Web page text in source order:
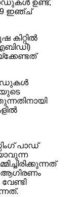
ഉണ്ട്,
ഇഞ്ച്
കിറ്റിൽ
പാഡ്
ആഗിരണം